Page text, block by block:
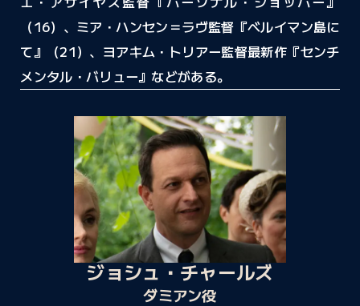
（16）、ミア・ハンセン＝ラヴ監督『ベルイマン島に
て』（21）、ヨアキム・トリアー監督最新作『センチ
メンタル・バリュー』などがある。
ジョシュ・チャールズ
ダミアン役